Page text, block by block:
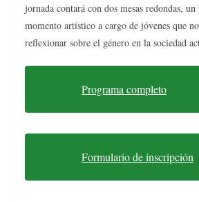
jornada contará con dos mesas redondas,
momento artístico a cargo de jóvenes que
reflexionar sobre el género en la sociedad
Programa completo
Formulario de inscripción